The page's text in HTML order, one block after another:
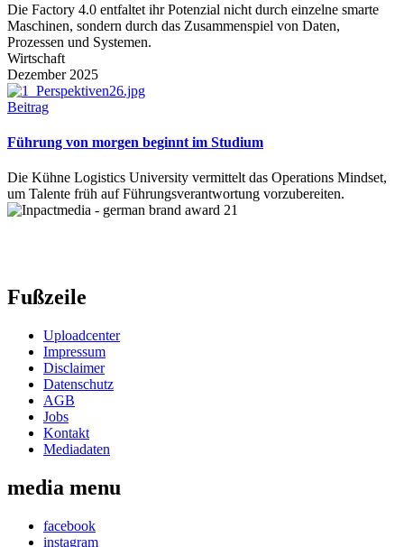
Die Factory 4.0 entfaltet ihr Potenzial nicht durch einzelne smarte
Maschinen, sondern durch das Zusammenspiel von Daten,
Prozessen und Systemen.
Wirtschaft
Dezember 2025
Beitrag
Führung von morgen beginnt im Studium
Die Kühne Logistics University vermittelt das Operations Mindset,
um Talente früh auf Führungsverantwortung vorzubereiten.
Fußzeile
Uploadcenter
Impressum
Disclaimer
Datenschutz
AGB
Jobs
Kontakt
Mediadaten
media menu
facebook
instagram